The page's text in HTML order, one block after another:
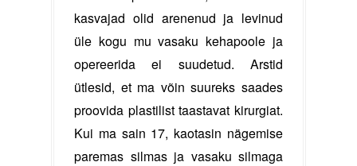
kasvajad olid arenenud ja levinud
üle kogu mu vasaku kehapoole ja
opereerida ei suudetud. Arstid
ütlesid, et ma võin suureks saades
proovida plastilist taastavat kirurgiat.
Kui ma sain 17, kaotasin nägemise
paremas silmas ja vasaku silmaga